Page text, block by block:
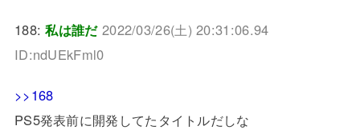
188:私は誰だ 2022/03/26(土) 20:31:06.94
ID:ndUEkFml0
>>168
PS5発表前に開発してたタイトルだしな